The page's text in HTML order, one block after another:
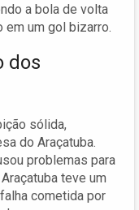
a bola de volta
em um gol bizarro.
dos
sólida,
do Araçatuba.
problemas para
teve um
cometida por